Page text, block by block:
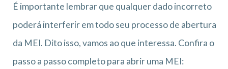
É importante lembrar que qualquer dado incorreto
poderá interferir em todo seu processo de abertura
da MEI. Dito isso, vamos ao que interessa. Confira o
passo a passo completo para abrir uma MEI: